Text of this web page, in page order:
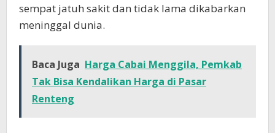
sempat jatuh sakit dan tidak lama dikabarkan
meninggal dunia.
Baca Juga Harga Cabai Menggila, Pemkab
Tak Bisa Kendalikan Harga di Pasar
Renteng